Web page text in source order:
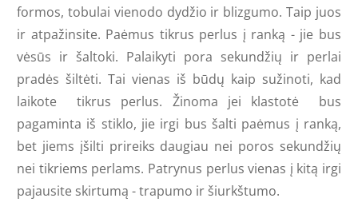
formos, tobulai vienodo dydžio ir blizgumo. Taip juos
ir atpažinsite. Paėmus tikrus perlus į ranką - jie bus
vėsūs ir šaltoki. Palaikyti pora sekundžių ir perlai
pradės šiltėti. Tai vienas iš būdų kaip sužinoti, kad
laikote tikrus perlus. Žinoma jei klastotė bus
pagaminta iš stiklo, jie irgi bus šalti paėmus į ranką,
bet jiems įšilti prireiks daugiau nei poros sekundžių
nei tikriems perlams. Patrynus perlus vienas į kitą irgi
pajausite skirtumą - trapumo ir šiurkštumo.